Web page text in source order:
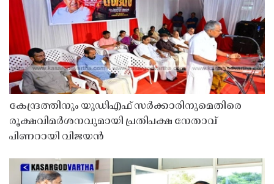
കേന്ദ്രത്തിനും യുഡിഎഫ് സർക്കാരിനുമെതിരെ
രൂക്ഷവിമർശനവുമായി പ്രതിപക്ഷ നേതാവ്
പിണറായി വിജയൻ